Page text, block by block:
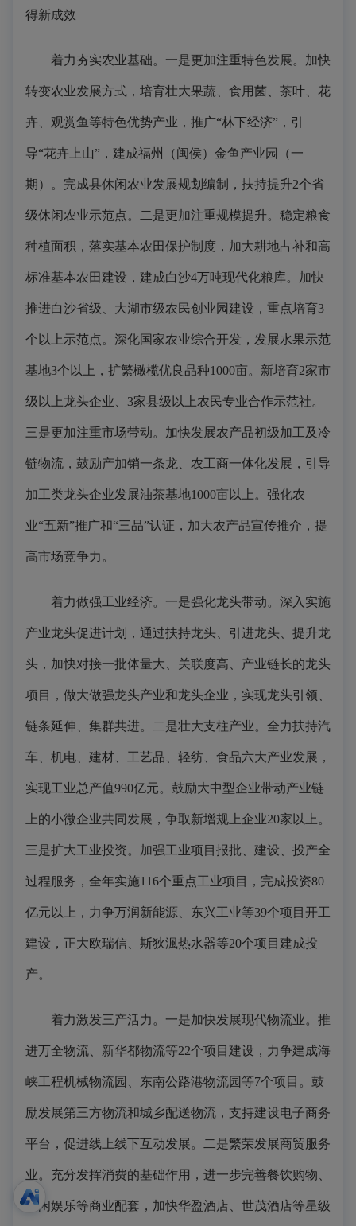
得新成效
着力夯实农业基础。一是更加注重特色发展。加快
转变农业发展方式，培育壮大果蔬、食用菌、茶叶、花
卉、观赏鱼等特色优势产业，推广“林下经济”，引
导“花卉上山”，建成福州（闽侯）金鱼产业园（一
期）。完成县休闲农业发展规划编制，扶持提升2个省
级休闲农业示范点。二是更加注重规模提升。稳定粮食
种植面积，落实基本农田保护制度，加大耕地占补和高
标准基本农田建设，建成白沙4万吨现代化粮库。加快
推进白沙省级、大湖市级农民创业园建设，重点培育3
个以上示范点。深化国家农业综合开发，发展水果示范
基地3个以上，扩繁橄榄优良品种1000亩。新培育2家市
级以上龙头企业、3家县级以上农民专业合作示范社。
三是更加注重市场带动。加快发展农产品初级加工及冷
链物流，鼓励产加销一条龙、农工商一体化发展，引导
加工类龙头企业发展油茶基地1000亩以上。强化农
业“五新”推广和“三品”认证，加大农产品宣传推介，提
高市场竞争力。
着力做强工业经济。一是强化龙头带动。深入实施
产业龙头促进计划，通过扶持龙头、引进龙头、提升龙
头，加快对接一批体量大、关联度高、产业链长的龙头
项目，做大做强龙头产业和龙头企业，实现龙头引领、
链条延伸、集群共进。二是壮大支柱产业。全力扶持汽
车、机电、建材、工艺品、轻纺、食品六大产业发展，
实现工业总产值990亿元。鼓励大中型企业带动产业链
上的小微企业共同发展，争取新增规上企业20家以上。
三是扩大工业投资。加强工业项目报批、建设、投产全
过程服务，全年实施116个重点工业项目，完成投资80
亿元以上，力争万润新能源、东兴工业等39个项目开工
建设，正大欧瑞信、斯狄渢热水器等20个项目建成投
产。
着力激发三产活力。一是加快发展现代物流业。推
进万全物流、新华都物流等22个项目建设，力争建成海
峡工程机械物流园、东南公路港物流园等7个项目。鼓
励发展第三方物流和城乡配送物流，支持建设电子商务
平台，促进线上线下互动发展。二是繁荣发展商贸服务
业。充分发挥消费的基础作用，进一步完善餐饮购物、
休闲娱乐等商业配套，加快华盈酒店、世茂酒店等星级